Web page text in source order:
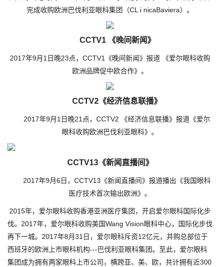
完成收购欧洲巴伐利亚眼科集团（CL i nicaBaviera）。
CCTV1 《晚间新闻》
2017年9月1日晚23点，CCTV1《晚间新闻》报道 《爱尔眼科收购
欧洲品牌促中欧合作》。
CCTV2《经济信息联播》
2017年9月1日晚21点，CCTV2 《经济信息联播》报道《爱尔
眼科收购欧洲巴伐利亚眼科》。
CCTV13《新闻直播间》
2017年9月6日，CCTV13《新闻直播间》报道播出《我国眼科
医疗技术首次输出欧洲》。
2015年，爱尔眼科收购香港亚洲医疗集团，开启爱尔眼科国际化步
伐。2017年，爱尔眼科收购美国Wang Vision眼科中心，国际化步伐
再下一城。2017年8月31日，爱尔眼科斥资12亿元，并购总部位于
西班牙的欧洲上市眼科机构---巴伐利亚眼科集团。至此，爱尔眼科
集团成为拥有两家眼科上市公司，横跨亚、美、欧，共计拥有近300